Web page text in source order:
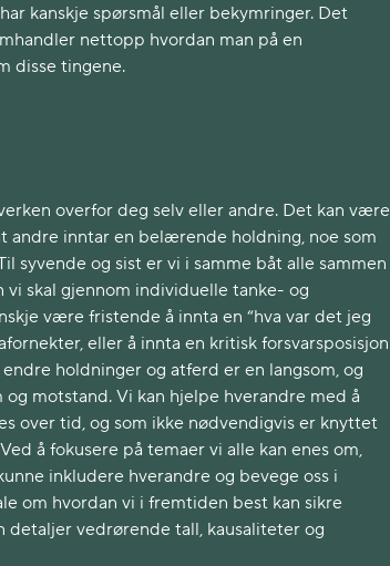
kanskje spørsmål eller bekymringer. Det
nettopp hvordan man på en
disse tingene.
overfor deg selv eller andre. Det kan være
andre inntar en belærende holdning, noe som
syvende og sist er vi i samme båt alle sammen
skal gjennom individuelle tanke- og
være fristende å innta en “hva var det jeg
eller å innta en kritisk forsvarsposisjon
holdninger og atferd er en langsom, og
motstand. Vi kan hjelpe hverandre med å
over tid, og som ikke nødvendigvis er knyttet
å fokusere på temaer vi alle kan enes om,
inkludere hverandre og bevege oss i
om hvordan vi i fremtiden best kan sikre
vedrørende tall, kausaliteter og